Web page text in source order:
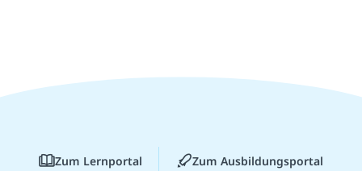
Zum Lernportal Zum Ausbildungsportal